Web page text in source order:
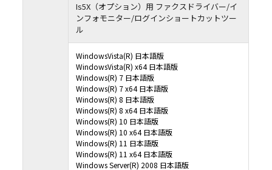
Is5X（オプション）用 ファクスドライバー/イ
ンフォモニター/ログインショートカットツー
ル
WindowsVista(R) 日本語版
WindowsVista(R) x64 日本語版
Windows(R) 7 日本語版
Windows(R) 7 x64 日本語版
Windows(R) 8 日本語版
Windows(R) 8 x64 日本語版
Windows(R) 10 日本語版
Windows(R) 10 x64 日本語版
Windows(R) 11 日本語版
Windows(R) 11 x64 日本語版
Windows Server(R) 2008 日本語版